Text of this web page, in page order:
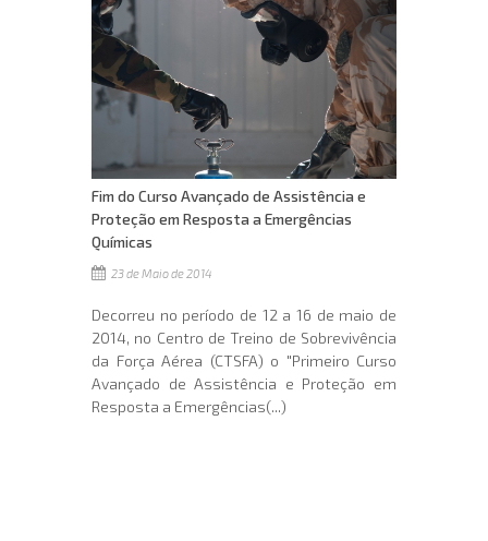
Fim do Curso Avançado de Assistência e
Proteção em Resposta a Emergências
Químicas
23 de Maio de 2014
Decorreu no período de 12 a 16 de maio de
2014, no Centro de Treino de Sobrevivência
da Força Aérea (CTSFA) o "Primeiro Curso
Avançado de Assistência e Proteção em
Resposta a Emergências(...)